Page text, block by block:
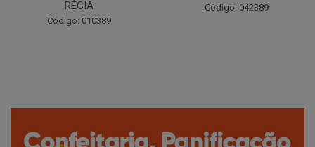
Código: 042389 Código: 031413